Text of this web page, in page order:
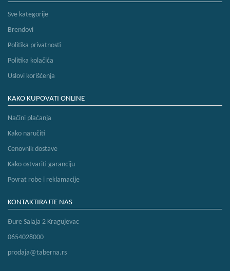
Sve kategorije
Brendovi
Politika privatnosti
Politika kolačića
Uslovi korišćenja
KAKO KUPOVATI ONLINE
Načini plaćanja
Kako naručiti
Cenovnik dostave
Kako ostvariti garanciju
Povrat robe i reklamacije
KONTAKTIRAJTE NAS
Đure Salaja 2 Kragujevac
0654028000
prodaja@taberna.rs